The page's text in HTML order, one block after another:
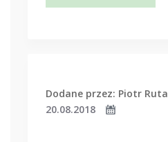
Dodane przez: Piotr Ruta
20.08.2018